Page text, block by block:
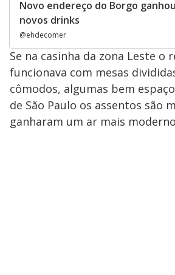
Novo endereço do Borgo ganhou
novos drinks
@ehdecomer
Se na casinha da zona Leste o
funcionava com mesas
cômodos, algumas bem
de São Paulo os assentos são
ganharam um ar mais